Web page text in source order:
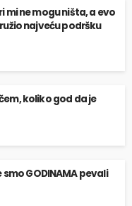
mi ne mogu ništa, a evo
najveću podršku
koliko god da je
GODINAMA pevali